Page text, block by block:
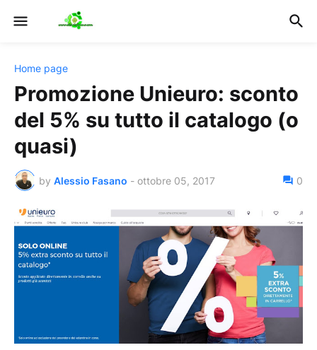
Home page
Promozione Unieuro: sconto
del 5% su tutto il catalogo (o
quasi)
by Alessio Fasano - ottobre 05, 2017 0